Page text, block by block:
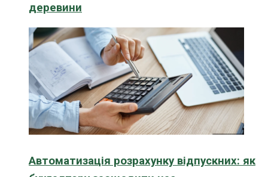
деревини
Автоматизація розрахунку відпускних: як